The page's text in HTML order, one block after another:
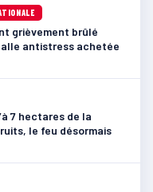
grièvement brûlé
antistress achetée
7 hectares de la
le feu désormais